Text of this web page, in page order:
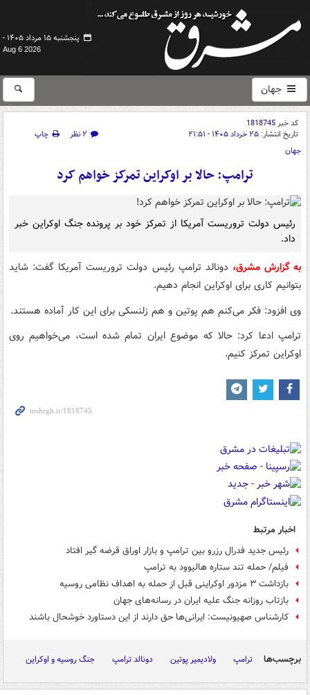
پنجشنبه ۱۵ مرداد ۱۴۰۵ -
Aug 6 2026
جهان
کد خبر1818745
تاریخ انتشار: ۲۵ خرداد ۱۴۰۵ - ۲۱:۵۱ ۲ نظر
چاپ
جهان
ترامپ: حالا بر اوکراین تمرکز خواهم کرد
رئیس دولت تروریست آمریکا از تمرکز خود بر پرونده جنگ اوکراین خبر
داد.
به گزارش مشرق، دونالد ترامپ رئیس دولت تروریست آمریکا گفت: شاید
بتوانیم کاری برای اوکراین انجام دهیم.
وی افزود: فکر می‌کنم هم پوتین و هم زلنسکی برای این کار آماده هستند.
ترامپ ادعا کرد: حالا که موضوع ایران تمام شده است، می‌خواهیم روی
اوکراین تمرکز کنیم.
اخبار مرتبط
رئیس جدید فدرال رزرو بین ترامپ و بازار اوراق قرضه گیر افتاد
فیلم/ حمله تند ستاره هالیوود به ترامپ
بازداشت ۳ مزدور اوکراینی قبل از حمله به اهداف نظامی روسیه
بازتاب روزانه جنگ علیه ایران در رسانه‌های جهان
کارشناس صهیونیست: ایرانی‌ها حق دارند از این دستاورد خوشحال باشند
برچسب‌ها ترامپ ولادیمیر پوتین دونالد ترامپ جنگ روسیه و اوکراین